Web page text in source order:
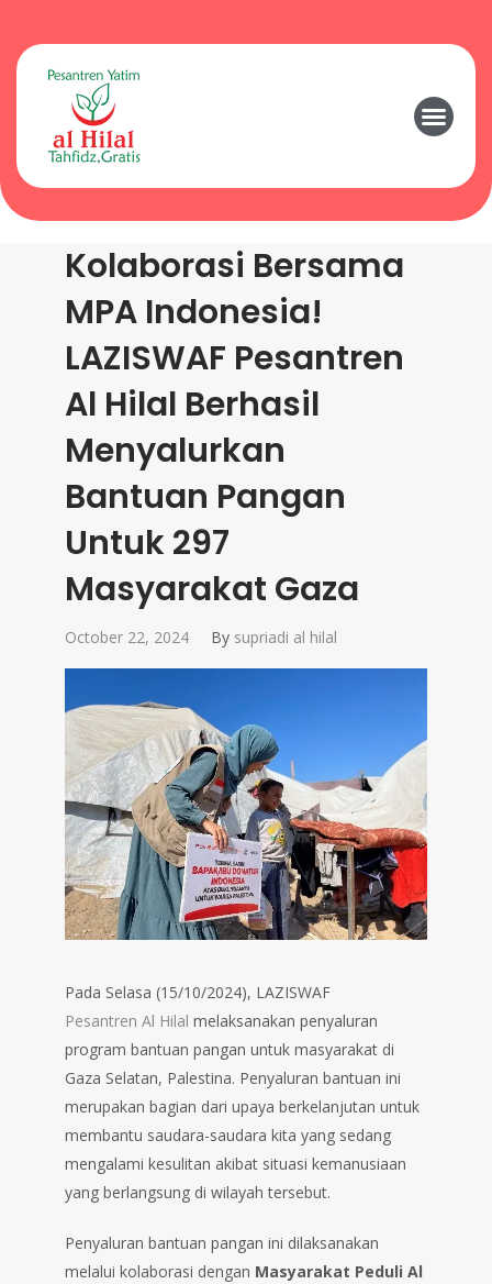
Kolaborasi Bersama
MPA Indonesia!
LAZISWAF Pesantren
Al Hilal Berhasil
Menyalurkan
Bantuan Pangan
Untuk 297
Masyarakat Gaza
October 22, 2024 By supriadi al hilal
Pada Selasa (15/10/2024), LAZISWAF
Pesantren Al Hilal melaksanakan penyaluran
program bantuan pangan untuk masyarakat di
Gaza Selatan, Palestina. Penyaluran bantuan ini
merupakan bagian dari upaya berkelanjutan untuk
membantu saudara-saudara kita yang sedang
mengalami kesulitan akibat situasi kemanusiaan
yang berlangsung di wilayah tersebut.
Penyaluran bantuan pangan ini dilaksanakan
melalui kolaborasi dengan Masyarakat Peduli Al